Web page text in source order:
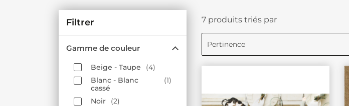
Filtrer
Gamme de couleur
Beige - Taupe
4
Blanc - Blanc
cassé
1
Noir 2
7 produits triés par
Pertinence